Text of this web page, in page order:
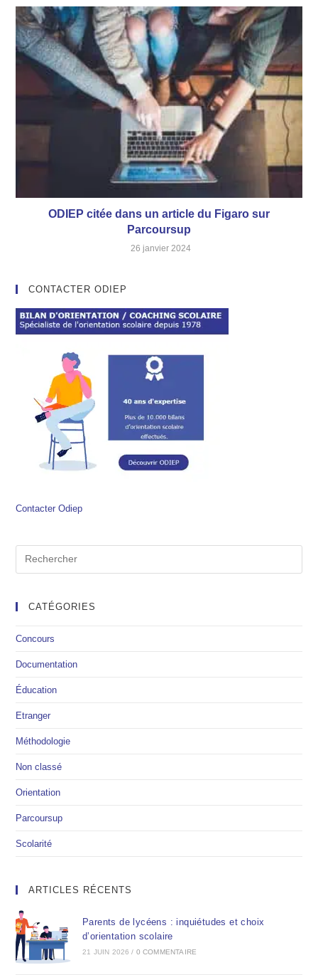
ODIEP citée dans un article du Figaro sur
Parcoursup
26 janvier 2024
CONTACTER ODIEP
Contacter Odiep
CATÉGORIES
Concours
Documentation
Éducation
Etranger
Méthodologie
Non classé
Orientation
Parcoursup
Scolarité
ARTICLES RÉCENTS
Parents de lycéens : inquiétudes et choix
d’orientation scolaire
21 JUIN 2026 / 0 COMMENTAIRE